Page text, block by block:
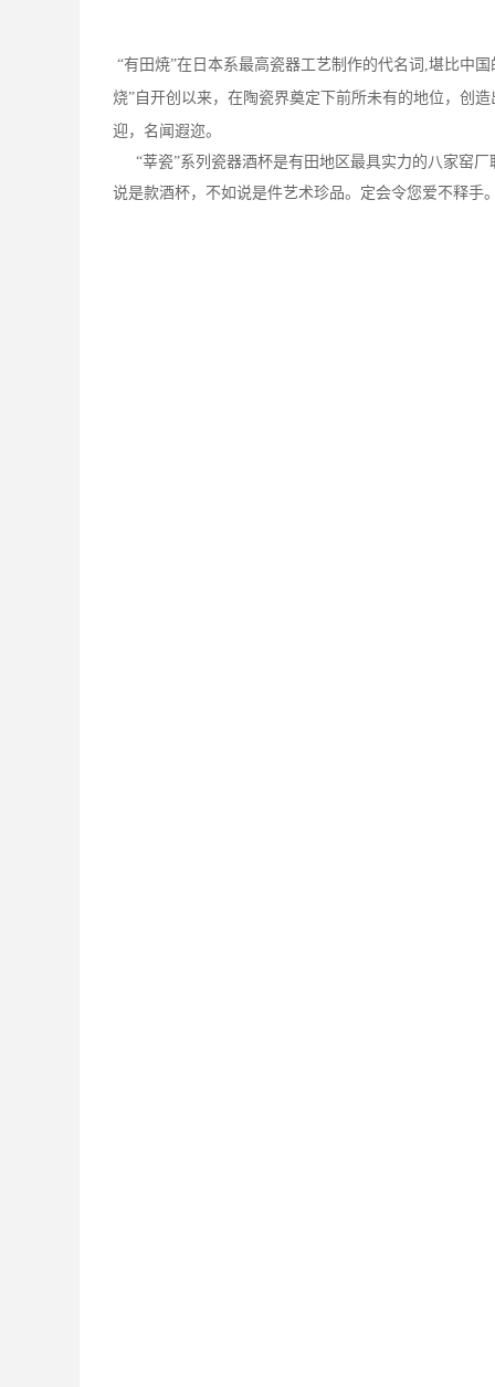
“有田焼”在日本系最高瓷器工艺制作的代名词 ,堪比中国
烧”自开创以来，在陶瓷界奠定下前所未有的地位，创
迎，名闻遐迩。
“莘瓷”系列瓷器酒杯是有田地区最具实力的八家窑
说是款酒杯，不如说是件艺术珍品。定会令您爱不释手